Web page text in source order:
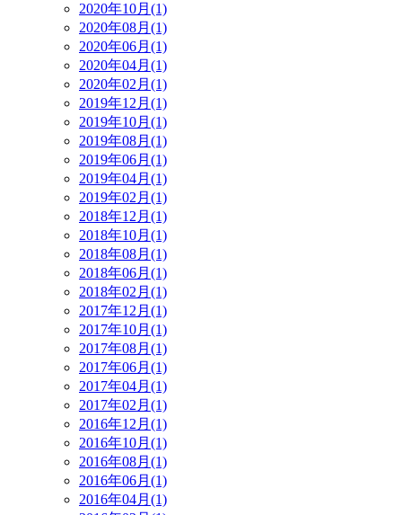
2020年10月(1)
2020年08月(1)
2020年06月(1)
2020年04月(1)
2020年02月(1)
2019年12月(1)
2019年10月(1)
2019年08月(1)
2019年06月(1)
2019年04月(1)
2019年02月(1)
2018年12月(1)
2018年10月(1)
2018年08月(1)
2018年06月(1)
2018年02月(1)
2017年12月(1)
2017年10月(1)
2017年08月(1)
2017年06月(1)
2017年04月(1)
2017年02月(1)
2016年12月(1)
2016年10月(1)
2016年08月(1)
2016年06月(1)
2016年04月(1)